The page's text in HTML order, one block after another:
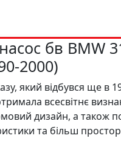
бв BMW
2000)
який відбувся ще в
всесвітнє
дизайн, а також
та більш